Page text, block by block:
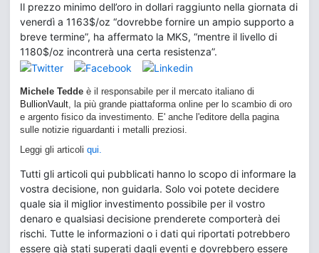
Il prezzo minimo dell’oro in dollari raggiunto nella giornata di
venerdì a 1163$/oz “dovrebbe fornire un ampio supporto a
breve termine”, ha affermato la MKS, “mentre il livello di
1180$/oz incontrerà una certa resistenza”.
Michele Tedde è il responsabile per il mercato italiano di
BullionVault , la più grande piattaforma online per lo scambio di oro
e argento fisico da investimento. E' anche l'editore della pagina
sulle notizie riguardanti i metalli preziosi.
Leggi gli articoli qui.
Tutti gli articoli qui pubblicati hanno lo scopo di informare la
vostra decisione, non guidarla. Solo voi potete decidere
quale sia il miglior investimento possibile per il vostro
denaro e qualsiasi decisione prenderete comporterà dei
rischi. Tutte le informazioni o i dati qui riportati potrebbero
essere già stati superati dagli eventi e dovrebbero essere